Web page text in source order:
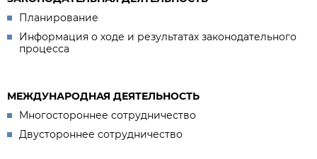
Планирование
Информация о ходе и результатах законодательного
процесса
МЕЖДУНАРОДНАЯ ДЕЯТЕЛЬНОСТЬ
Многостороннее сотрудничество
Двустороннее сотрудничество